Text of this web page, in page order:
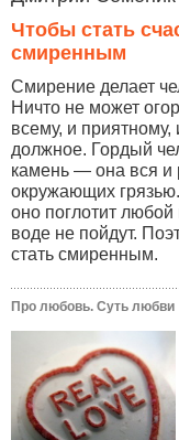
Чтобы стать
смиренным
Смирение делает
Ничто не может
всему, и приятному,
должное. Гордый
камень — она вся и
окружающих
оно поглотит
воде не пойдут.
стать смиренным.
Про любовь. Суть любви